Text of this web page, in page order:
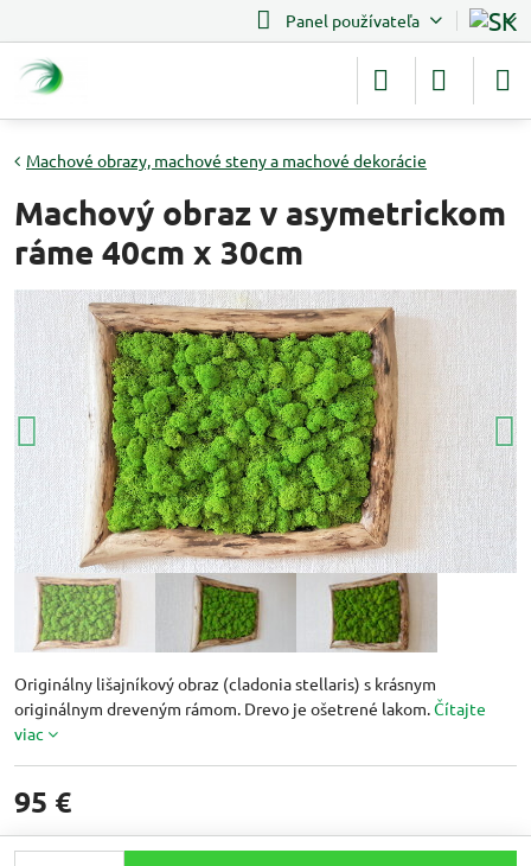
Panel používateľa
Machové obrazy, machové steny a machové dekorácie
Machový obraz v asymetrickom
ráme 40cm x 30cm
Originálny lišajníkový obraz (cladonia stellaris) s krásnym
originálnym dreveným rámom. Drevo je ošetrené lakom. Čítajte
viac
95 €